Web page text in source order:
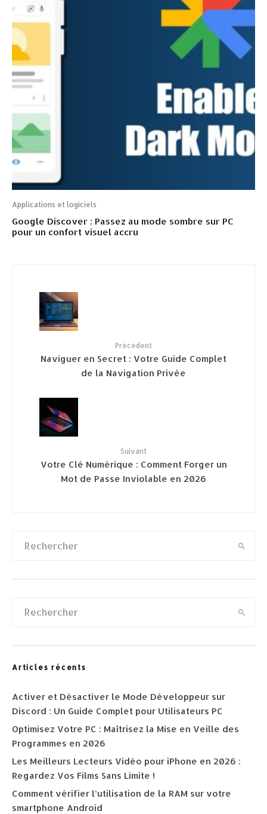
Applications et logiciels
Google Discover : Passez au mode sombre sur PC
pour un confort visuel accru
Précédent
Naviguer en Secret : Votre Guide Complet
de la Navigation Privée
Suivant
Votre Clé Numérique : Comment Forger un
Mot de Passe Inviolable en 2026
Articles récents
Activer et Désactiver le Mode Développeur sur
Discord : Un Guide Complet pour Utilisateurs PC
Optimisez Votre PC : Maîtrisez la Mise en Veille des
Programmes en 2026
Les Meilleurs Lecteurs Vidéo pour iPhone en 2026 :
Regardez Vos Films Sans Limite !
Comment vérifier l’utilisation de la RAM sur votre
smartphone Android